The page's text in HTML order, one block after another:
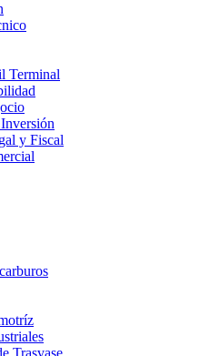
Terminal
y Fiscal
Trasvase